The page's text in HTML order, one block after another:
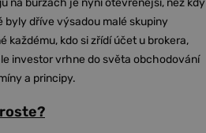
na burzách je nyní otevřenější, než kdy
dříve výsadou malé skupiny
každému, kdo si zřídí účet u brokera,
investor vrhne do světa obchodování
a principy.